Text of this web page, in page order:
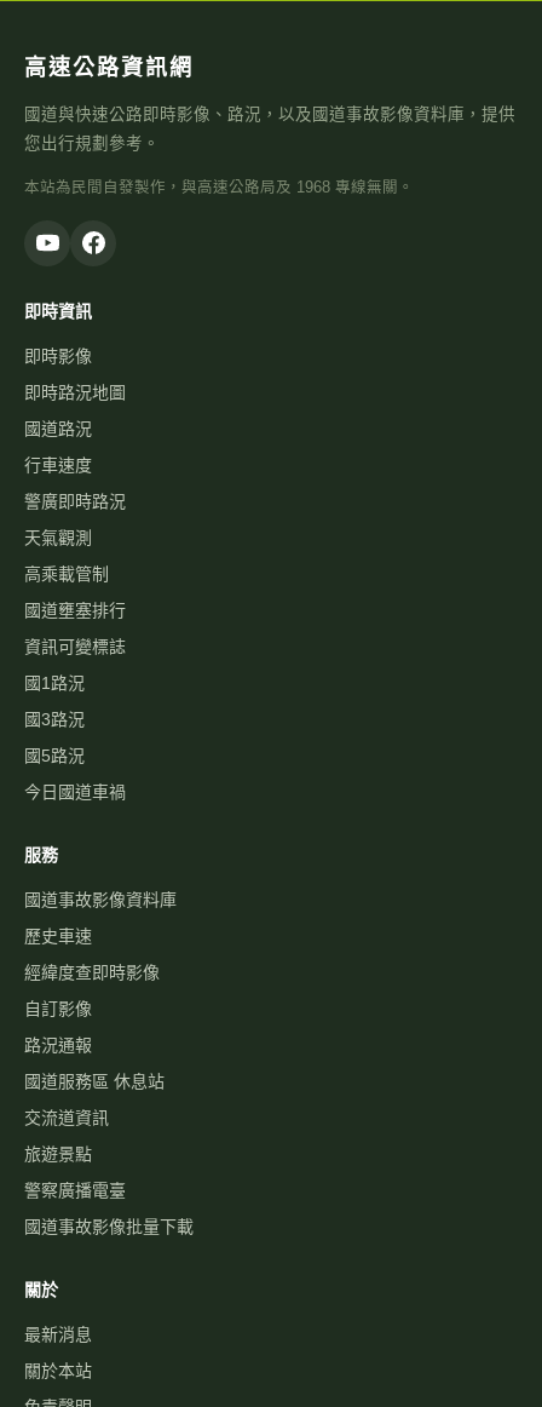
高速公路資訊網
國道與快速公路即時影像、路況，以及國道事故影像資料庫，提供
您出行規劃參考。
本站為民間自發製作，與高速公路局及 1968 專線無關。
即時資訊
即時影像
即時路況地圖
國道路況
行車速度
警廣即時路況
天氣觀測
高乘載管制
國道壅塞排行
資訊可變標誌
國1路況
國3路況
國5路況
今日國道車禍
服務
國道事故影像資料庫
歷史車速
經緯度查即時影像
自訂影像
路況通報
國道服務區 休息站
交流道資訊
旅遊景點
警察廣播電臺
國道事故影像批量下載
關於
最新消息
關於本站